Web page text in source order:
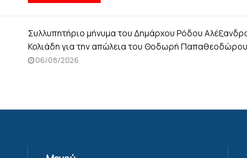
Συλλυπητήριο μήνυμα του Δημάρχου Ρόδου
Κολιάδη για την απώλεια του Θοδωρή Παπαθεοδώρου
06/08/2026